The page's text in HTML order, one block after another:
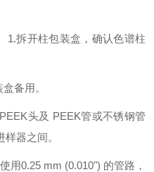
1.拆开柱包装盒，确认色谱柱
备用。
头及 PEEK管或不锈钢管
器之间。
用0.25 mm (0.010") 的管路，